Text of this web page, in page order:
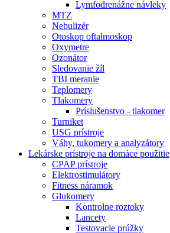
Lymfodrenážne návleky
MTZ
Nebulizér
Otoskop oftalmoskop
Oxymetre
Ozonátor
Sledovanie žíl
TBI meranie
Teplomery
Tlakomery
Príslušenstvo - tlakomer
Turniket
USG prístroje
Váhy, tukomery a analyzátory
Lekárske prístroje na domáce použitie
CPAP prístroje
Elektrostimulátory
Fitness náramok
Glukomery
Kontrolne roztoky
Lancety
Testovacie prúžky